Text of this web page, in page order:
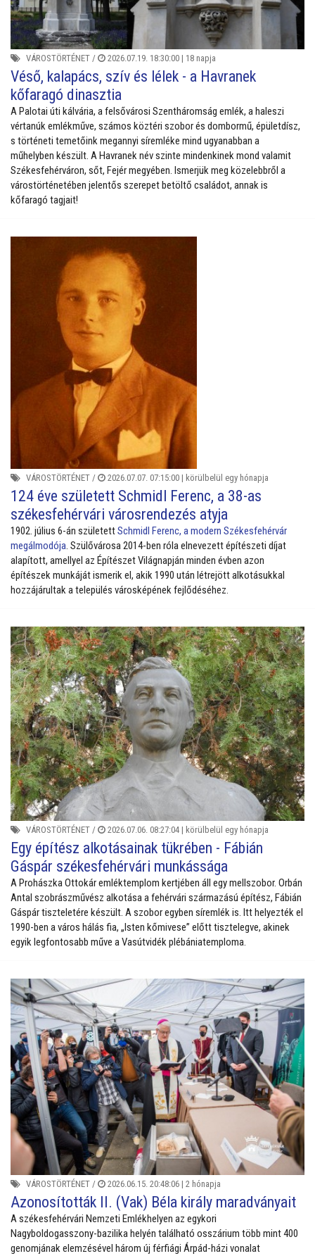
VÁROSTÖRTÉNET / 2026.07.19. 18:30:00 | 18 napja
Véső, kalapács, szív és lélek - a Havranek
kőfaragó dinasztia
A Palotai úti kálvária, a felsővárosi Szentháromság emlék, a haleszi
vértanúk emlékműve, számos köztéri szobor és dombormű, épületdísz,
s történeti temetőink megannyi síremléke mind ugyanabban a
műhelyben készült. A Havranek név szinte mindenkinek mond valamit
Székesfehérváron, sőt, Fejér megyében. Ismerjük meg közelebbről a
várostörténetében jelentős szerepet betöltő családot, annak is
kőfaragó tagjait!
VÁROSTÖRTÉNET / 2026.07.07. 07:15:00 | körülbelül egy hónapja
124 éve született Schmidl Ferenc, a 38-as
székesfehérvári városrendezés atyja
1902. július 6-án születettSchmidl Ferenc, a modern Székesfehérvár
megálmodója. Szülővárosa 2014-ben róla elnevezett építészeti díjat
alapított, amellyel az Építészet Világnapján minden évben azon
építészek munkáját ismerik el, akik 1990 után létrejött alkotásukkal
hozzájárultak a település városképének fejlődéséhez.
VÁROSTÖRTÉNET / 2026.07.06. 08:27:04 | körülbelül egy hónapja
Egy építész alkotásainak tükrében - Fábián
Gáspár székesfehérvári munkássága
A Prohászka Ottokár emléktemplom kertjében áll egy mellszobor. Orbán
Antal szobrászművész alkotása a fehérvári származású építész, Fábián
Gáspár tiszteletére készült. A szobor egyben síremlék is. Itt helyezték el
1990-ben a város hálás fia, „Isten kőmivese” előtt tisztelegve, akinek
egyik legfontosabb műve a Vasútvidék plébániatemploma.
VÁROSTÖRTÉNET / 2026.06.15. 20:48:06 | 2 hónapja
Azonosították II. (Vak) Béla király maradványait
A székesfehérvári Nemzeti Emlékhelyen az egykori
Nagyboldogasszony-bazilika helyén található osszárium több mint 400
genomjának elemzésével három új férfiági Árpád-házi vonalat